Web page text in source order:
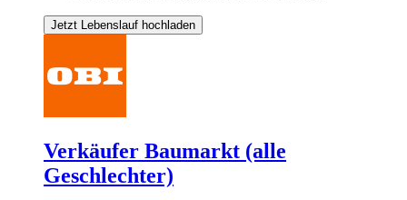
Jetzt Lebenslauf hochladen
Verkäufer Baumarkt (alle
Geschlechter)